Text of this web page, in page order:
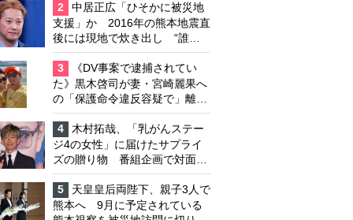
2
中居正広「ひそかに被災地
支援」か 2016年の熊本地震直
後には現地で炊き出し “誰に
も知られなくて良い”と、むし
ろ強まる福祉活動への思い
3
《DV事案で逮捕されてい
た》黒木啓司が妻・宮崎麗果へ
の「保護命令違反容疑で」離婚
協議は「第二ステージ」へ
4
木村拓哉、「乳がんステー
ジ4の女性」に届けたサプライ
ズの贈り物 番組企画で対面し
たファンが、夢と希望を与える
心遣いに「うれしくて号泣しま
した」
5
天皇皇后両陛下、親子3人で
熊本へ 9月に予定されている